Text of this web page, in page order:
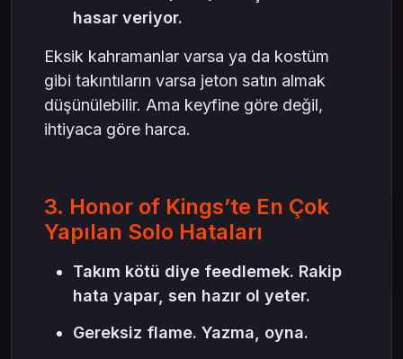
hasar veriyor.
Eksik kahramanlar varsa ya da kostüm
gibi takıntıların varsa jeton satın almak
düşünülebilir. Ama keyfine göre değil,
ihtiyaca göre harca.
3. Honor of Kings’te En Çok
Yapılan Solo Hataları
Takım kötü diye feedlemek. Rakip
hata yapar, sen hazır ol yeter.
Gereksiz flame. Yazma, oyna.